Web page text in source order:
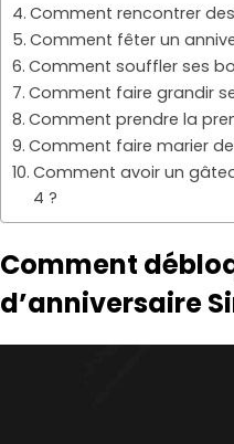
Comment rencontrer
Comment fêter un
Comment souffler ses
Comment faire grandir
Comment prendre la
Comment faire marier
Comment avoir un
4 ?
Comment
d’anniversaire